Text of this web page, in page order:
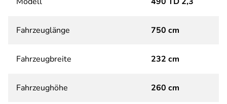
Fahrzeuglänge 750 cm
Fahrzeugbreite 232 cm
Fahrzeughöhe 260 cm